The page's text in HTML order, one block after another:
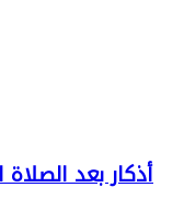
أذكار بعد